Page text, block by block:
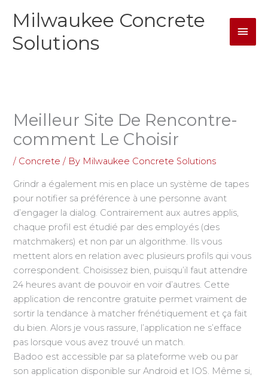
content
Milwaukee Concrete
Solutions
Meilleur Site De Rencontre-
comment Le Choisir
/ Concrete / By Milwaukee Concrete Solutions
Grindr a également mis en place un système de tapes
pour notifier sa préférence à une personne avant
d’engager la dialog. Contrairement aux autres applis,
chaque profil est étudié par des employés (des
matchmakers) et non par un algorithme. Ils vous
mettent alors en relation avec plusieurs profils qui vous
correspondent. Choisissez bien, puisqu’il faut attendre
24 heures avant de pouvoir en voir d’autres. Cette
application de rencontre gratuite permet vraiment de
sortir la tendance à matcher frénétiquement et ça fait
du bien. Alors je vous rassure, l’application ne s’efface
pas lorsque vous avez trouvé un match.
Badoo est accessible par sa plateforme web ou par
son application disponible sur Android et IOS. Même si,